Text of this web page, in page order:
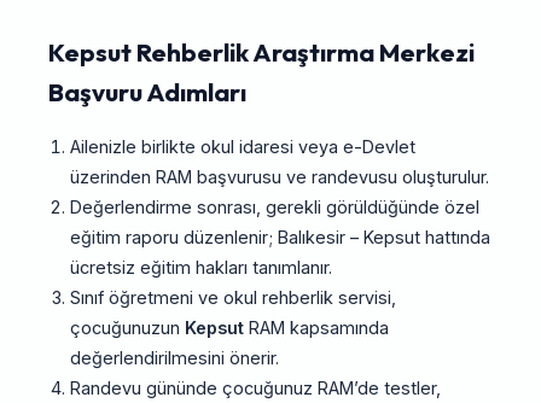
Kepsut Rehberlik Araştırma Merkezi
Başvuru Adımları
Ailenizle birlikte okul idaresi veya e-Devlet
üzerinden RAM başvurusu ve randevusu oluşturulur.
Değerlendirme sonrası, gerekli görüldüğünde özel
eğitim raporu düzenlenir; Balıkesir – Kepsut hattında
ücretsiz eğitim hakları tanımlanır.
Sınıf öğretmeni ve okul rehberlik servisi,
çocuğunuzun KepsutRAM kapsamında
değerlendirilmesini önerir.
Randevu gününde çocuğunuz RAM’de testler,